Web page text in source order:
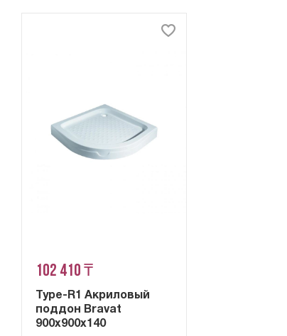
102 410 ₸
Type-R1 Акриловый
поддон Bravat
900х900х140